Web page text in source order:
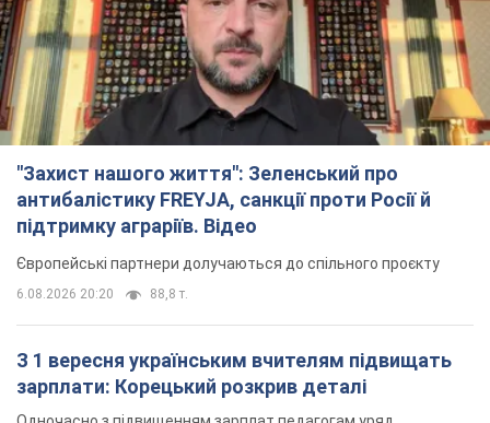
зарплати: Корецький розкрив деталі
Одночасно з підвищенням зарплат педагогам уряд
анонсував збільшення студентських стипендій
8 часов назад 7,0 т.
"Нам теж вони потрібні": Трамп відповів на
прохання Зеленського щодо передачі Україні
ракет для Patriot